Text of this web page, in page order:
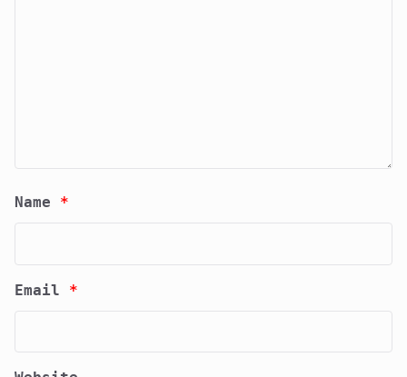
Name *
Email *